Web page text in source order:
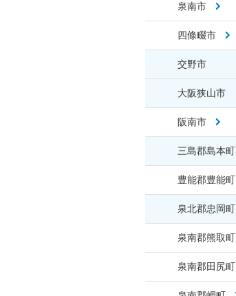
泉南市
四條畷市
交野市
大阪狭山市
阪南市
三島郡島本町
豊能郡豊能町
泉北郡忠岡町
泉南郡熊取町
泉南郡田尻町